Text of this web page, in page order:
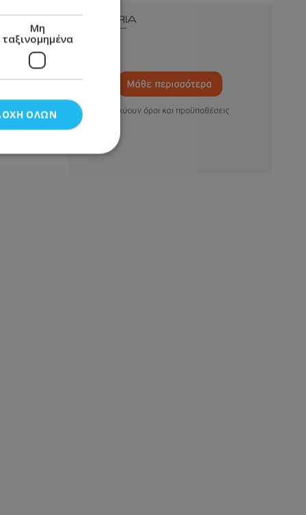
Μη
ταξινομημένα
ΌΛΩΝ
και τη
cookies.
το
του χρήστη
και
χρήστης
ιστότοπο και
τη
και τις
για την
με την
ότι
τιμώνται σε